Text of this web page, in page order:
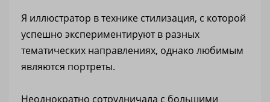
Я иллюстратор в технике стилизация, с которой
успешно экспериментируют в разных
тематических направлениях, однако любимым
являются портреты.
Неоднократно сотрудничала с большими